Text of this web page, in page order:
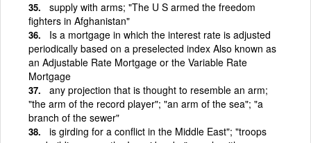
supply with arms; "The U S armed the freedom
fighters in Afghanistan"
Is a mortgage in which the interest rate is adjusted
periodically based on a preselected index Also known as
an Adjustable Rate Mortgage or the Variable Rate
Mortgage
any projection that is thought to resemble an arm;
"the arm of the record player"; "an arm of the sea"; "a
branch of the sewer"
is girding for a conflict in the Middle East"; "troops